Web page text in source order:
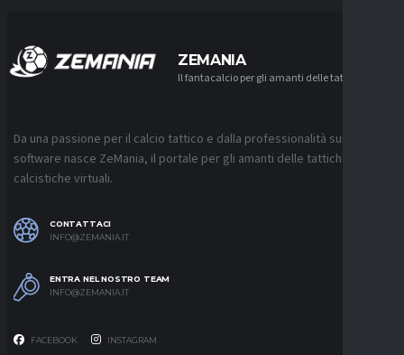
ZEMANIA
Il fantacalcio per gli amanti delle tattiche
Da una passione per il calcio tattico e dalla professionalità sui
software nasce ZeMania, il portale per gli amanti delle tattiche
calcistiche virtuali.
CONTATTACI
INFO@ZEMANIA.IT
ENTRA NEL NOSTRO TEAM
INFO@ZEMANIA.IT
FACEBOOK INSTAGRAM